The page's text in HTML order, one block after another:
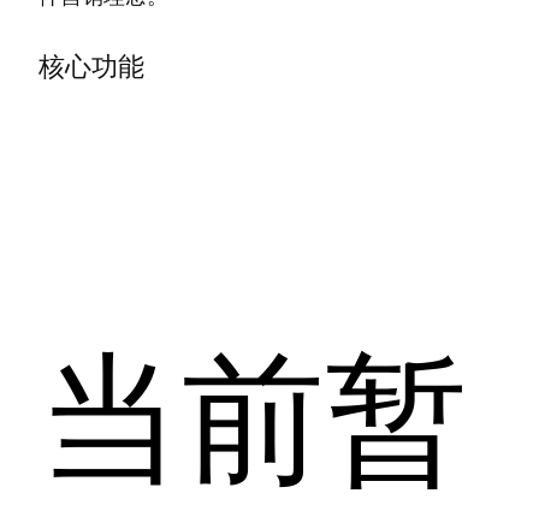
核心功能
当前暂